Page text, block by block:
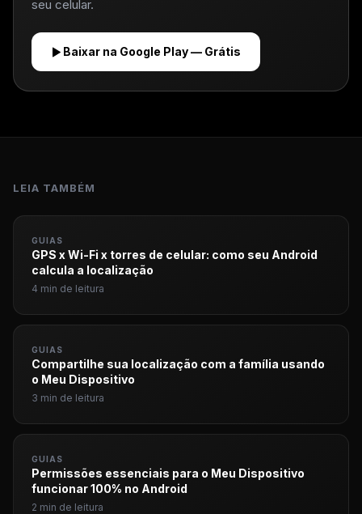
seu celular.
Baixar na Google Play — Grátis
LEIA TAMBÉM
GUIAS
GPS x Wi-Fi x torres de celular: como seu Android
calcula a localização
4 min de leitura
GUIAS
Compartilhe sua localização com a família usando
o Meu Dispositivo
3 min de leitura
GUIAS
Permissões essenciais para o Meu Dispositivo
funcionar 100% no Android
2 min de leitura